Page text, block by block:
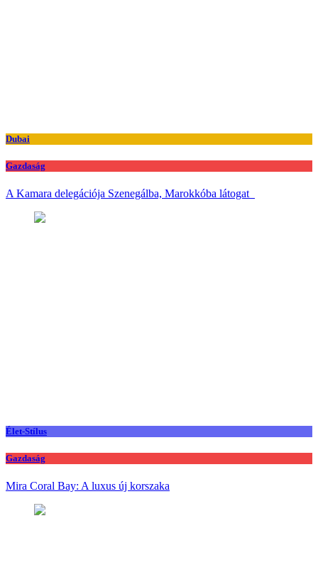
Dubai
Gazdaság
A Kamara delegációja Szenegálba, Marokkóba látogat
Élet-Stílus
Gazdaság
Mira Coral Bay: A luxus új korszaka